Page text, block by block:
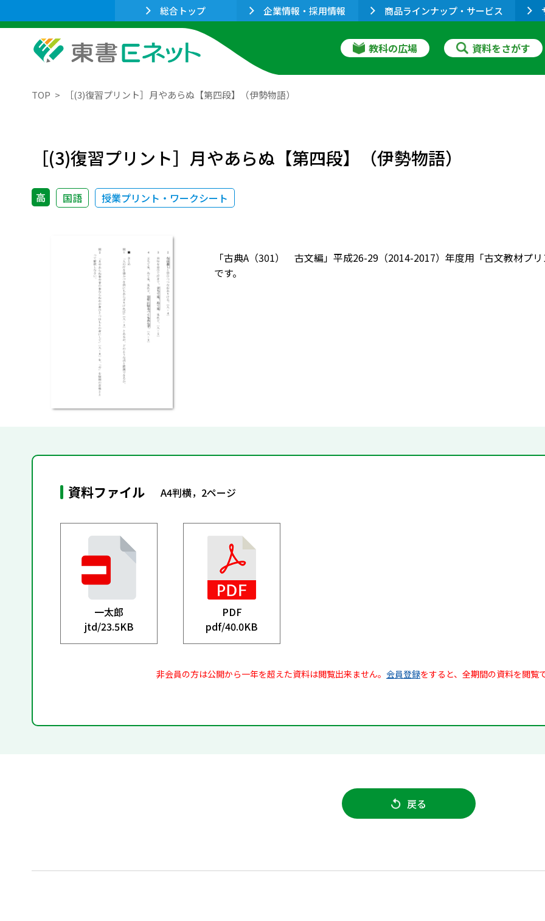
総合トップ 企業情報・採用情報 商品ラインナップ・サービス
教科の広場 資料をさがす
TOP ［(3)復習プリント］月やあらぬ【第四段】（伊勢物語）
［(3)復習プリント］月やあらぬ【第四段】（伊勢物語）
高 国語 授業プリント・ワークシート
「古典A（301） 古文編」平成26-29（2014-2017）年度用「古文教材プ
です。
資料ファイル A4判横，2ページ
一太郎
jtd/23.5KB
PDF
pdf/40.0KB
非会員の方は公開から一年を超えた資料は閲覧出来ません。 会員登録をすると、全期間の資料を閲覧
戻る